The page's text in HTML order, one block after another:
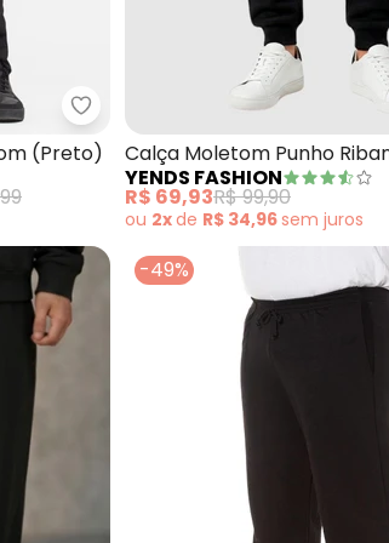
(Preto)
Diametro - Calça Masculina em
(Preto)
Calça Moletom Punho
YENDS FASHION
R$ 69,93R$ 99,90
ou 2xde R$ 34,96sem juros
-49%